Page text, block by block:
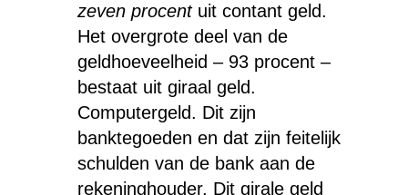
zeven procentuit contant geld.
Het overgrote deel van de
geldhoeveelheid – 93 procent –
bestaat uit giraal geld.
Computergeld. Dit zijn
banktegoeden en dat zijn feitelijk
schulden van de bank aan de
rekeninghouder. Dit girale geld